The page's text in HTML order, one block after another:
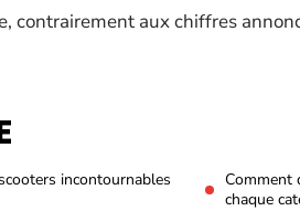
contrairement aux chiffres
incontournables
Comment
chaque